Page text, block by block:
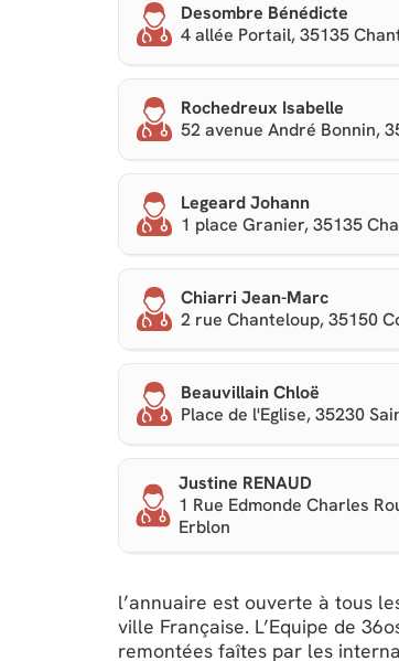
Desombre Bénédicte
4 allée Portail, 35135
Rochedreux Isabelle
52 avenue André Bonnin,
Legeard Johann
1 place Granier, 35135
Chiarri Jean-Marc
2 rue Chanteloup, 35150
Beauvillain Chloë
Place de l'Eglise, 35230
Justine RENAUD
1 Rue Edmonde Charles
Erblon
l’annuaire est ouverte à tous
ville Française. L’Equipe de
remontées faîtes par les